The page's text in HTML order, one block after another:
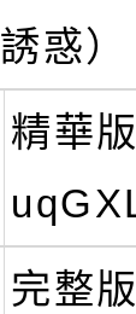
誘惑）
精華
完整